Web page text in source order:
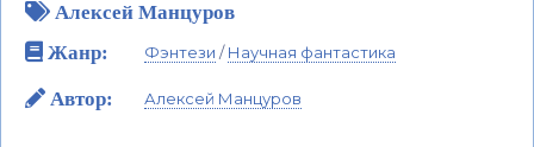
Алексей Манцуров
Жанр:
Фэнтези /Научная фантастика
Автор: Алексей Манцуров